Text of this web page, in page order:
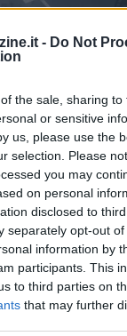
- Do Not
the sale, sharing
or sensitive
us, please use the
selection. Please
you may
on personal
disclosed to
separately opt-out
information by
participants. This
to third parties on
that may further
88.9 dollari,